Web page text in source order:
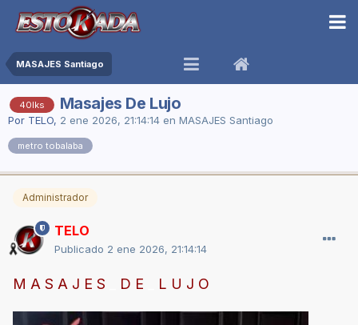
MASAJES Santiago
40lks Masajes De Lujo
Por TELO, 2 ene 2026, 21:14:14 en MASAJES Santiago
metro tobalaba
Administrador
TELO
Publicado 2 ene 2026, 21:14:14
M A S A J E S D E L U J O